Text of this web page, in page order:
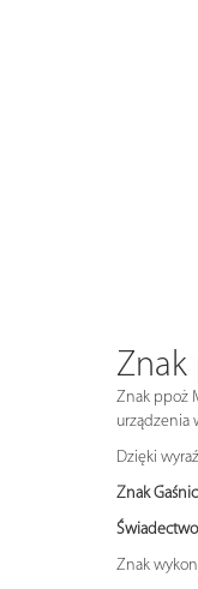
Znak
Znak ppoż
urządzenia
Dzięki
Znak
Znak